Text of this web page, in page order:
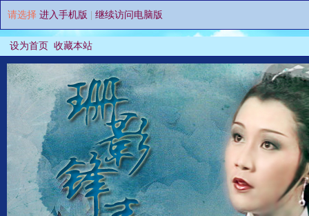
请选择 进入手机版 继续访问电脑版
设为首页 收藏本站